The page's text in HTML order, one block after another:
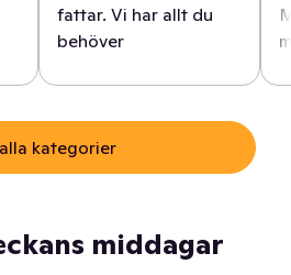
fattar. Vi har allt du
behöver
kategorier
middagar